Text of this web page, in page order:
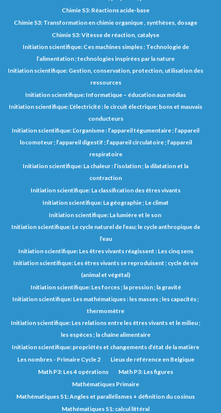
Chimie S3: Réactions acide-base
Chimie S3: Transformation en chimie organique , synthèses, dosage
Chimie S3: Vitesse de réaction, catalyse
Initiation scientifique: Ces machines simples ; Technologie de
l’alimentation ; technologies inspirées par la nature
Initiation scientifique: Gestion, conservation, protection, utilisation des
ressources
Initiation scientifique: Informatique – éducation aux médias
Initiation scientifique: L’électricité : le circuit électrique; bons et mauvais
conducteurs
Initiation scientifique: L’organisme : l’appareil tégumentaire ; l’appareil
locomoteur ; l’appareil digestif ; l’appareil circulatoire ; l’appareil
respiratoire
Initiation scientifique: La chaleur : l’isolation ; la dilatation et la
contraction
Initiation scientifique: La classification des êtres vivants
Initiation scientifique: La géographie ; Le climat
Initiation scientifique: La lumière et le son
Initiation scientifique: Le cycle naturel de l’eau; le cycle anthropique de
l’eau
Initiation scientifique: Les êtres vivants réagissent : Les cinq sens
Initiation scientifique: Les êtres vivants se reproduisent ; cycle de vie
(animal et végétal)
Initiation scientifique: Les forces ; la pression ; la gravité
Initiation scientifique: Les mathématiques : les masses ; les capacités ;
thermomètre
Initiation scientifique: Les relations entre les êtres vivants et le milieu ;
les espèces ; la chaîne alimentaire
Initiation scientifique: propriétés et changements d’état de la matière
Les nombres - Primaire Cycle 2
Lieux de référence en Belgique
Math P3: Les 4 opérations
Math P3: Les figures
Mathématiques Primaire
Mathématiques S1: Angles et parallélismes + définition du cosinus
Mathématiques S1: calcul littéral